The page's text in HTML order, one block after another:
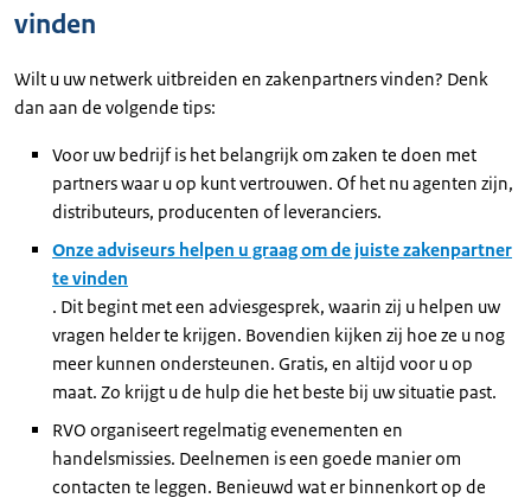
vinden
Wilt u uw netwerk uitbreiden en zakenpartners vinden? Denk
dan aan de volgende tips:
Voor uw bedrijf is het belangrijk om zaken te doen met
partners waar u op kunt vertrouwen. Of het nu agenten zijn,
distributeurs, producenten of leveranciers.
Onze adviseurs helpen u graag om de juiste zakenpartner
te vinden
. Dit begint met een adviesgesprek, waarin zij u helpen uw
vragen helder te krijgen. Bovendien kijken zij hoe ze u nog
meer kunnen ondersteunen. Gratis, en altijd voor u op
maat. Zo krijgt u de hulp die het beste bij uw situatie past.
RVO organiseert regelmatig evenementen en
handelsmissies. Deelnemen is een goede manier om
contacten te leggen. Benieuwd wat er binnenkort op de